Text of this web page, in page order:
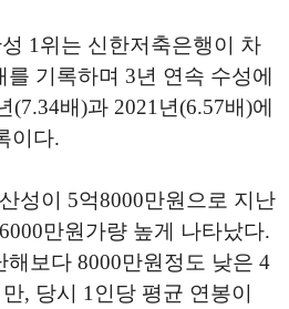
1위는 신한저축은행이 차
기록하며 3년 연속 수성에
(7.34배)과 2021년(6.57배)에
이다.
성이 5억8000만원으로 지난
만원가량 높게 나타났다.
해보다 8000만원정도 낮은 4
, 당시 1인당 평균 연봉이